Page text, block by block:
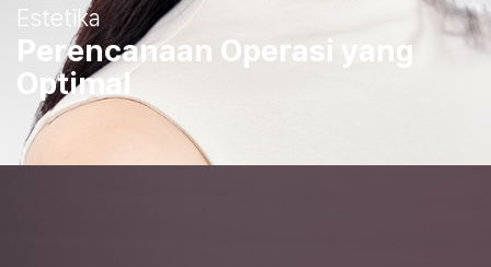
Estetika
Perencanaan Operasi yang
Optimal